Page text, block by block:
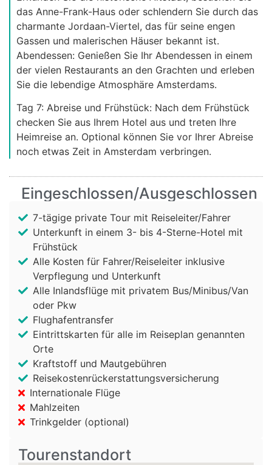
das Anne-Frank-Haus oder schlendern Sie durch das
charmante Jordaan-Viertel, das für seine engen
Gassen und malerischen Häuser bekannt ist.
Abendessen: Genießen Sie Ihr Abendessen in einem
der vielen Restaurants an den Grachten und erleben
Sie die lebendige Atmosphäre Amsterdams.
Tag 7: Abreise und Frühstück: Nach dem Frühstück
checken Sie aus Ihrem Hotel aus und treten Ihre
Heimreise an. Optional können Sie vor Ihrer Abreise
noch etwas Zeit in Amsterdam verbringen.
Eingeschlossen/Ausgeschlossen
7-tägige private Tour mit Reiseleiter/Fahrer
Unterkunft in einem 3- bis 4-Sterne-Hotel mit
Frühstück
Alle Kosten für Fahrer/Reiseleiter inklusive
Verpflegung und Unterkunft
Alle Inlandsflüge mit privatem Bus/Minibus/Van
oder Pkw
Flughafentransfer
Eintrittskarten für alle im Reiseplan genannten
Orte
Kraftstoff und Mautgebühren
Reisekostenrückerstattungsversicherung
Internationale Flüge
Mahlzeiten
Trinkgelder (optional)
Tourenstandort